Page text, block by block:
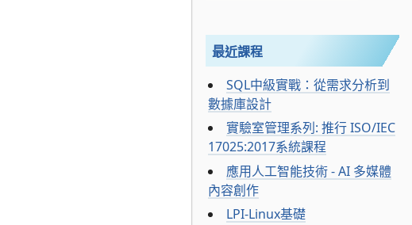
最近課程
SQL中級實戰：從需求分析到
數據庫設計
實驗室管理系列: 推行 ISO/IEC
17025:2017系統課程
應用人工智能技術 - AI 多媒體
內容創作
LPI-Linux基礎